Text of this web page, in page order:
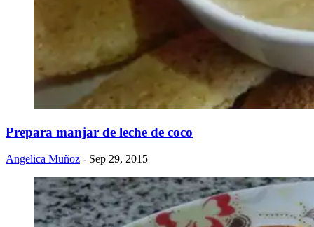
Prepara manjar de leche de coco
Angelica Muñoz - Sep 29, 2015